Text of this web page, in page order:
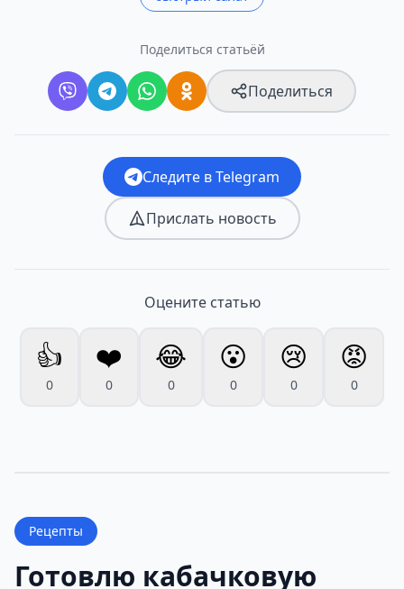
Поделиться статьёй
Поделиться
Следите в Telegram
Прислать новость
Оцените статью
👍
0
❤️
0
😂
0
😮
0
😢
0
😡
0
Рецепты
Готовлю кабачковую